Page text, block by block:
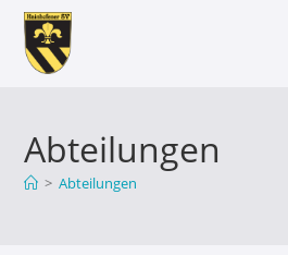
Abteilungen
> Abteilungen